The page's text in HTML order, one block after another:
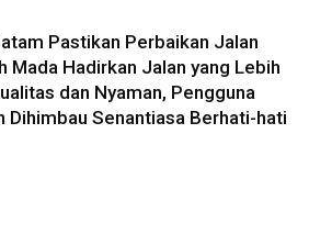
Pastikan Perbaikan Jalan
Mada Hadirkan Jalan yang Lebih
dan Nyaman, Pengguna
Dihimbau Senantiasa Berhati-hati